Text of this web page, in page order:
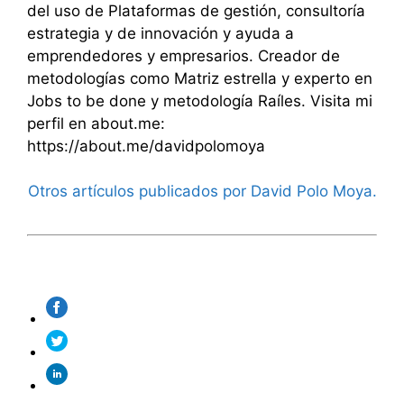
del uso de Plataformas de gestión, consultoría
estrategia y de innovación y ayuda a
emprendedores y empresarios. Creador de
metodologías como Matriz estrella y experto en
Jobs to be done y metodología Raíles. Visita mi
perfil en about.me:
https://about.me/davidpolomoya
Otros artículos publicados por David Polo Moya.